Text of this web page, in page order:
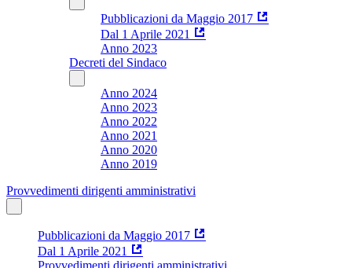
Pubblicazioni da Maggio 2017
Dal 1 Aprile 2021
Anno 2023
Decreti del Sindaco
Anno 2024
Anno 2023
Anno 2022
Anno 2021
Anno 2020
Anno 2019
Provvedimenti dirigenti amministrativi
Pubblicazioni da Maggio 2017
Dal 1 Aprile 2021
Provvedimenti dirigenti amministrativi